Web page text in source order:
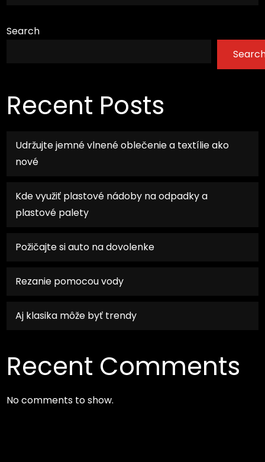
Search
Recent Posts
Udržujte jemné vlnené oblečenie a textílie ako
nové
Kde využiť plastové nádoby na odpadky a
plastové palety
Požičajte si auto na dovolenke
Rezanie pomocou vody
Aj klasika môže byť trendy
Recent Comments
No comments to show.